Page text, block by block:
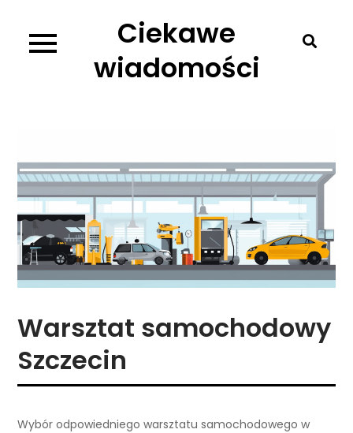
content
Ciekawe
wiadomości
Warsztat samochodowy
Szczecin
Wybór odpowiedniego warsztatu samochodowego w